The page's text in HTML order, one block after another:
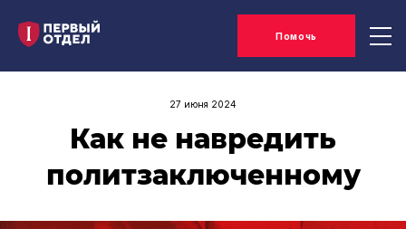
Помочь
27 июня 2024
Как не навредить
политзаключенному